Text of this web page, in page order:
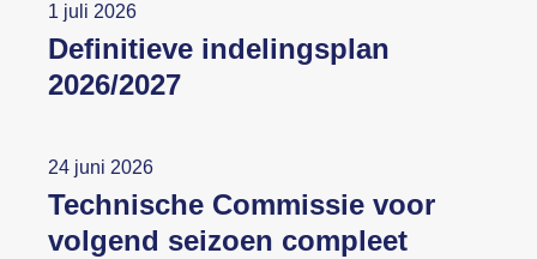
1 juli 2026
Definitieve indelingsplan
2026/2027
24 juni 2026
Technische Commissie voor
volgend seizoen compleet